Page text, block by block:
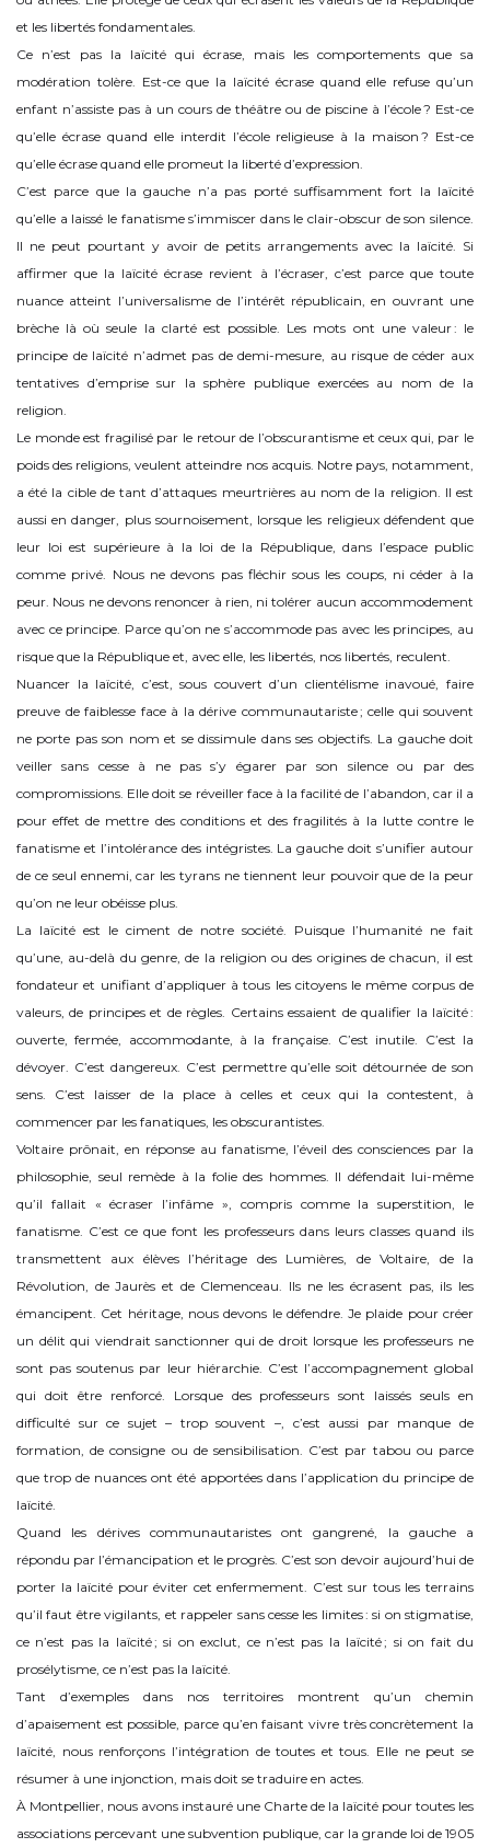
et les libertés fondamentales.
Ce n’est pas la laïcité qui écrase, mais les comportements que sa
modération tolère. Est-ce que la laïcité écrase quand elle refuse qu’un
enfant n’assiste pas à un cours de théâtre ou de piscine à l’école ? Est-ce
qu’elle écrase quand elle interdit l’école religieuse à la maison ? Est-ce
qu’elle écrase quand elle promeut la liberté d’expression.
C’est parce que la gauche n’a pas porté suffisamment fort la laïcité
qu’elle a laissé le fanatisme s’immiscer dans le clair-obscur de son silence.
Il ne peut pourtant y avoir de petits arrangements avec la laïcité. Si
affirmer que la laïcité écrase revient à l’écraser, c’est parce que toute
nuance atteint l’universalisme de l’intérêt républicain, en ouvrant une
brèche là où seule la clarté est possible. Les mots ont une valeur : le
principe de laïcité n’admet pas de demi-mesure, au risque de céder aux
tentatives d’emprise sur la sphère publique exercées au nom de la
religion.
Le monde est fragilisé par le retour de l’obscurantisme et ceux qui, par le
poids des religions, veulent atteindre nos acquis. Notre pays, notamment,
a été la cible de tant d’attaques meurtrières au nom de la religion. Il est
aussi en danger, plus sournoisement, lorsque les religieux défendent que
leur loi est supérieure à la loi de la République, dans l’espace public
comme privé. Nous ne devons pas fléchir sous les coups, ni céder à la
peur. Nous ne devons renoncer à rien, ni tolérer aucun accommodement
avec ce principe. Parce qu’on ne s’accommode pas avec les principes, au
risque que la République et, avec elle, les libertés, nos libertés, reculent.
Nuancer la laïcité, c’est, sous couvert d’un clientélisme inavoué, faire
preuve de faiblesse face à la dérive communautariste ; celle qui souvent
ne porte pas son nom et se dissimule dans ses objectifs. La gauche doit
veiller sans cesse à ne pas s’y égarer par son silence ou par des
compromissions. Elle doit se réveiller face à la facilité de l’abandon, car il a
pour effet de mettre des conditions et des fragilités à la lutte contre le
fanatisme et l’intolérance des intégristes. La gauche doit s’unifier autour
de ce seul ennemi, car les tyrans ne tiennent leur pouvoir que de la peur
qu’on ne leur obéisse plus.
La laïcité est le ciment de notre société. Puisque l’humanité ne fait
qu’une, au-delà du genre, de la religion ou des origines de chacun, il est
fondateur et unifiant d’appliquer à tous les citoyens le même corpus de
valeurs, de principes et de règles. Certains essaient de qualifier la laïcité :
ouverte, fermée, accommodante, à la française. C’est inutile. C’est la
dévoyer. C’est dangereux. C’est permettre qu’elle soit détournée de son
sens. C’est laisser de la place à celles et ceux qui la contestent, à
commencer par les fanatiques, les obscurantistes.
Voltaire prônait, en réponse au fanatisme, l’éveil des consciences par la
philosophie, seul remède à la folie des hommes. Il défendait lui-même
qu’il fallait « écraser l’infâme », compris comme la superstition, le
fanatisme. C’est ce que font les professeurs dans leurs classes quand ils
transmettent aux élèves l’héritage des Lumières, de Voltaire, de la
Révolution, de Jaurès et de Clemenceau. Ils ne les écrasent pas, ils les
émancipent. Cet héritage, nous devons le défendre. Je plaide pour créer
un délit qui viendrait sanctionner qui de droit lorsque les professeurs ne
sont pas soutenus par leur hiérarchie. C’est l’accompagnement global
qui doit être renforcé. Lorsque des professeurs sont laissés seuls en
difficulté sur ce sujet – trop souvent –, c’est aussi par manque de
formation, de consigne ou de sensibilisation. C’est par tabou ou parce
que trop de nuances ont été apportées dans l’application du principe de
laïcité.
Quand les dérives communautaristes ont gangrené, la gauche a
répondu par l’émancipation et le progrès. C’est son devoir aujourd’hui de
porter la laïcité pour éviter cet enfermement. C’est sur tous les terrains
qu’il faut être vigilants, et rappeler sans cesse les limites : si on stigmatise,
ce n’est pas la laïcité ; si on exclut, ce n’est pas la laïcité ; si on fait du
prosélytisme, ce n’est pas la laïcité.
Tant d’exemples dans nos territoires montrent qu’un chemin
d’apaisement est possible, parce qu’en faisant vivre très concrètement la
laïcité, nous renforçons l’intégration de toutes et tous. Elle ne peut se
résumer à une injonction, mais doit se traduire en actes.
À Montpellier, nous avons instauré une Charte de la laïcité pour toutes les
associations percevant une subvention publique, car la grande loi de 1905